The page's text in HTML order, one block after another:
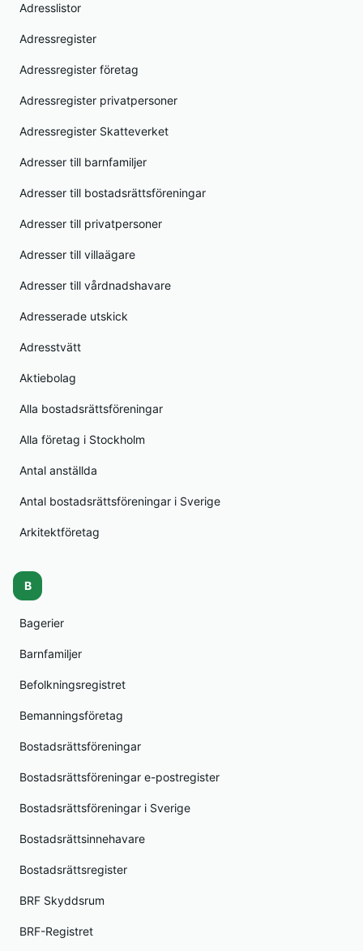
Adresslistor
Adressregister
Adressregister företag
Adressregister privatpersoner
Adressregister Skatteverket
Adresser till barnfamiljer
Adresser till bostadsrättsföreningar
Adresser till privatpersoner
Adresser till villaägare
Adresser till vårdnadshavare
Adresserade utskick
Adresstvätt
Aktiebolag
Alla bostadsrättsföreningar
Alla företag i Stockholm
Antal anställda
Antal bostadsrättsföreningar i Sverige
Arkitektföretag
B
Bagerier
Barnfamiljer
Befolkningsregistret
Bemanningsföretag
Bostadsrättsföreningar
Bostadsrättsföreningar e-postregister
Bostadsrättsföreningar i Sverige
Bostadsrättsinnehavare
Bostadsrättsregister
BRF Skyddsrum
BRF-Registret